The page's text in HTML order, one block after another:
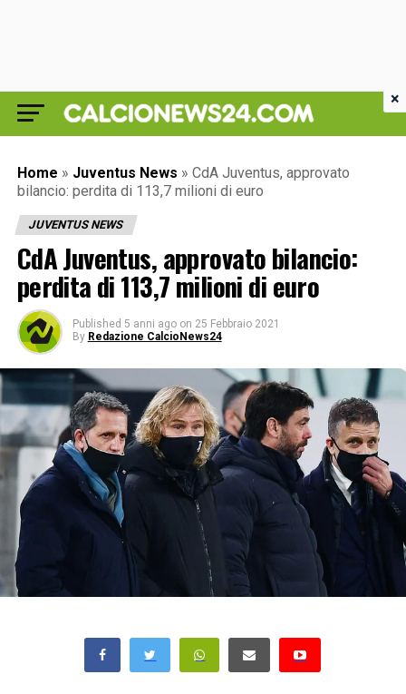
Home » Juventus News » CdA Juventus, approvato
bilancio: perdita di 113,7 milioni di euro
JUVENTUS NEWS
CdA Juventus, approvato bilancio:
perdita di 113,7 milioni di euro
Published 5 anni ago on 25 Febbraio 2021
By Redazione CalcioNews24
×